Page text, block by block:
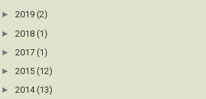
► 2019 (2)
► 2018 (1)
► 2017 (1)
► 2015 (12)
► 2014(13)